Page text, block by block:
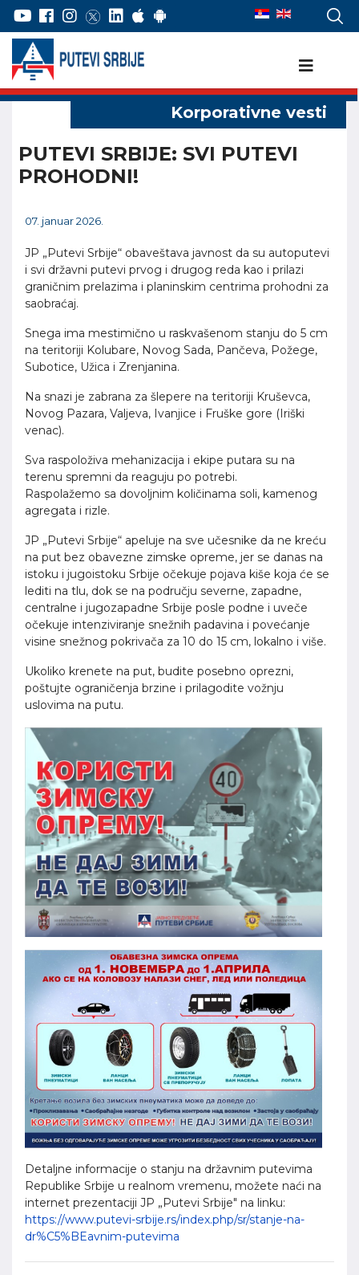
PUTEVI SRBIJE: SVI PUTEVI
PROHODNI!
07. januar 2026.
JP „Putevi Srbije“ obaveštava javnost da su autoputevi
i svi državni putevi prvog i drugog reda kao i prilazi
graničnim prelazima i planinskim centrima prohodni za
saobraćaj.
Snega ima mestimično u raskvašenom stanju do 5 cm
na teritoriji Kolubare, Novog Sada, Pančeva, Požege,
Subotice, Užica i Zrenjanina.
Na snazi je zabrana za šlepere na teritoriji Kruševca,
Novog Pazara, Valjeva, Ivanjice i Fruške gore (Iriški
venac).
Sva raspoloživa mehanizacija i ekipe putara su na
terenu spremni da reaguju po potrebi.
Raspolažemo sa dovoljnim količinama soli, kamenog
agregata i rizle.
JP „Putevi Srbije“ apeluje na sve učesnike da ne kreću
na put bez obavezne zimske opreme, jer se danas na
istoku i jugoistoku Srbije očekuje pojava kiše koja će se
lediti na tlu, dok se na području severne, zapadne,
centralne i jugozapadne Srbije posle podne i uveče
očekuje intenziviranje snežnih padavina i povećanje
visine snežnog pokrivača za 10 do 15 cm, lokalno i više.
Ukoliko krenete na put, budite posebno oprezni,
poštujte ograničenja brzine i prilagodite vožnju
uslovima na putu.
Detaljne informacije o stanju na državnim putevima
Republike Srbije u realnom vremenu, možete naći na
internet prezentaciji JP „Putevi Srbije" na linku:
https://www.putevi-srbije.rs/index.php/sr/stanje-na-
dr%C5%BEavnim-putevima